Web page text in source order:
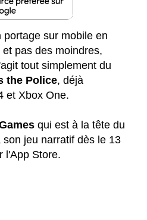
portage sur mobile en
pas des moindres,
tout simplement du
the Police, déjà
et Xbox One.
qui est à la tête du
jeu narratif dès le 13
l'App Store.